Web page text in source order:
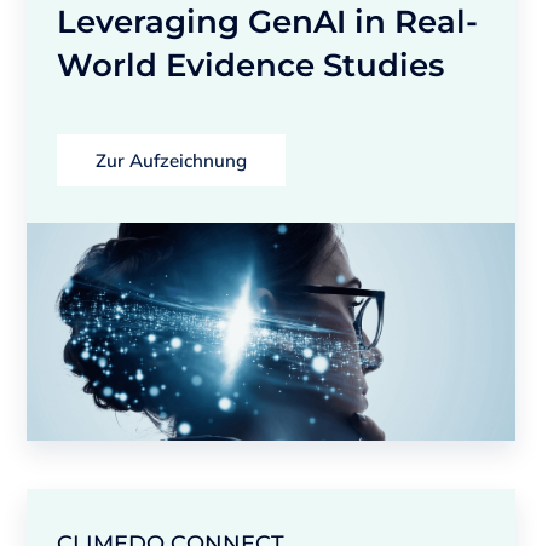
Leveraging GenAI in Real-
World Evidence Studies
Zur Aufzeichnung